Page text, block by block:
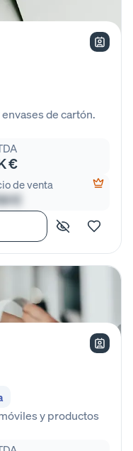
de cartón.
€
de venta
€
y productos